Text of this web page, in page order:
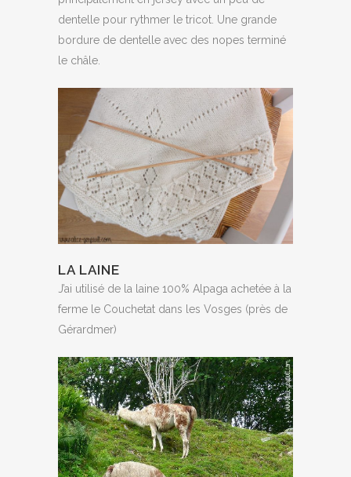
dentelle pour rythmer le tricot. Une grande
bordure de dentelle avec des nopes terminé
le châle.
LA LAINE
J’ai utilisé de la laine 100% Alpaga achetée à la
ferme le Couchetat dans les Vosges (près de
Gérardmer)